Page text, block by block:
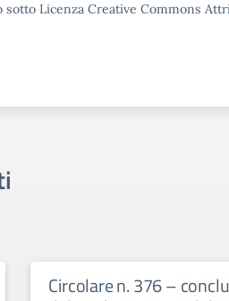
Licenza Creative Commons
Circolare n. 376 –